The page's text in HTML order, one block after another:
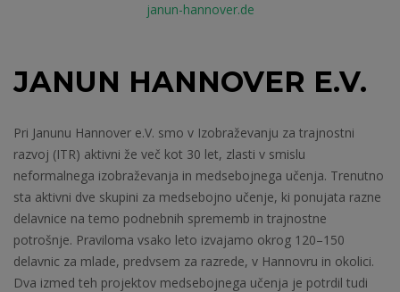
janun-hannover.de
JANUN HANNOVER E.V.
Pri Janunu Hannover e.V. smo v Izobraževanju za trajnostni
razvoj (ITR) aktivni že več kot 30 let, zlasti v smislu
neformalnega izobraževanja in medsebojnega učenja. Trenutno
sta aktivni dve skupini za medsebojno učenje, ki ponujata razne
delavnice na temo podnebnih sprememb in trajnostne
potrošnje. Praviloma vsako leto izvajamo okrog 120–150
delavnic za mlade, predvsem za razrede, v Hannovru in okolici.
Dva izmed teh projektov medsebojnega učenja je potrdil tudi